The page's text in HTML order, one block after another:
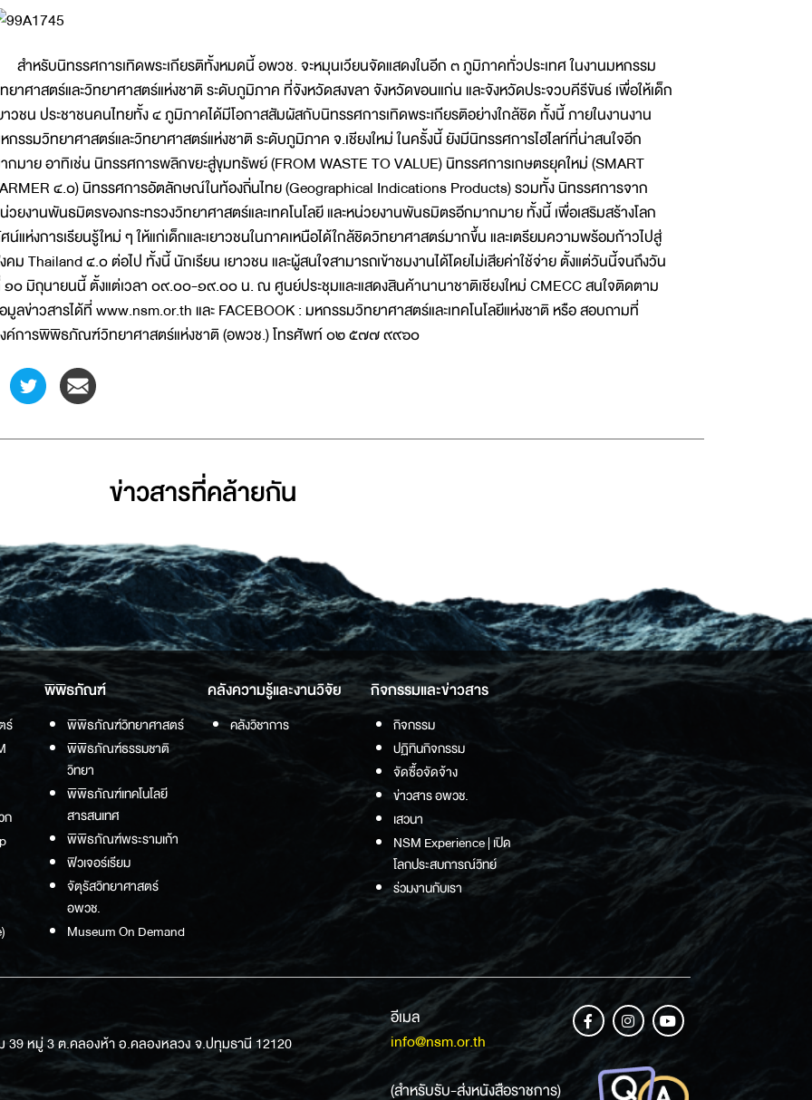
สำหรับนิทรรศการเทิดพระเกียรติทั้งหมดนี้ อพวช. จะหมุนเวียนจัดแสดงในอีก ๓ ภูมิภาคทั่วประเทศ ในงานมหกรรม
ยาศาสตร์และวิทยาศาสตร์แห่งชาติ ระดับภูมิภาค ที่จังหวัดสงขลา จังหวัดขอนแก่น และจังหวัดประจวบคีรีขันธ์ เพื่อให้เด็ก
าวชน ประชาชนคนไทยทั้ง ๔ ภูมิภาคได้มีโอกาสสัมผัสกับนิทรรศการเทิดพระเกียรติอย่างใกล้ชิด ทั้งนี้ ภายในงานงาน
กรรมวิทยาศาสตร์และวิทยาศาสตร์แห่งชาติ ระดับภูมิภาค จ.เชียงใหม่ ในครั้งนี้ ยังมีนิทรรศการไฮไลท์ที่น่าสนใจอีก
กมาย อาทิเช่น นิทรรศการพลิกขยะสู่ขุมทรัพย์ (FROM WASTE TO VALUE) นิทรรศการเกษตรยุคใหม่ (SMART
๔.๐) นิทรรศการอัตลักษณ์ในท้องถิ่นไทย (Geographical Indications Products) รวมทั้ง นิทรรศการจาก
วยงานพันธมิตรของกระทรวงวิทยาศาสตร์และเทคโนโลยี และหน่วยงานพันธมิตรอีกมากมาย ทั้งนี้ เพื่อเสริมสร้างโลก
น์แห่งการเรียนรู้ใหม่ ๆ ให้แก่เด็กและเยาวชนในภาคเหนือได้ใกล้ชิดวิทยาศาสตร์มากขึ้น และเตรียมความพร้อมก้าวไปสู่
คม Thailand ๔.๐ ต่อไป ทั้งนี้ นักเรียน เยาวชน และผู้สนใจสามารถเข้าชมงานได้โดยไม่เสียค่าใช้จ่าย ตั้งแต่วันนี้จนถึงวัน
๑๐ มิถุนายนนี้ ตั้งแต่เวลา ๐๙.๐๐-๑๙.๐๐ น. ณ ศูนย์ประชุมและแสดงสินค้านานาชาติเชียงใหม่ CMECC สนใจติดตาม
มูลข่าวสารได้ที่ www.nsm.or.th และ FACEBOOK : มหกรรมวิทยาศาสตร์และเทคโนโลยีแห่งชาติ หรือ สอบถามที่
ค์การพิพิธภัณฑ์วิทยาศาสตร์แห่งชาติ (อพวช.) โทรศัพท์ ๐๒ ๕๗๗ ๙๙๖๐
ข่าวสารที่่คล้ายกัน
ร์
ก
พิพิธภัณฑ์
พิพิธภัณฑ์วิทยาศาสตร์
พิพิธภัณฑ์ธรรมชาติ
วิทยา
พิพิธภัณฑ์เทคโนโลยี
สารสนเทศ
พิพิธภัณฑ์พระรามเก้า
ฟิวเจอร์เรียม
จัตุรัสวิทยาศาสตร์
อพวช.
Museum On Demand
คลังความรู้และงานวิจัย
คลังวิชาการ
กิจกรรมและข่าวสาร
กิจกรรม
ปฏิทินกิจกรรม
จัดซื้อจัดจ้าง
ข่าวสาร อพวช.
เสวนา
NSM Experience | เปิด
โลกประสบการณ์วิทย์
ร่วมงานกับเรา
39 หมู่ 3 ต.คลองห้า อ.คลองหลวง จ.ปทุมธานี 12120
อีเมล
info@nsm.or.th
(สำหรับรับ-ส่งหนังสือราชการ)